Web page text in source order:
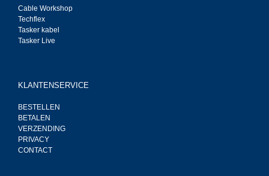
Cable Workshop
Techflex
Tasker kabel
Tasker Live
KLANTENSERVICE
BESTELLEN
BETALEN
VERZENDING
PRIVACY
CONTACT